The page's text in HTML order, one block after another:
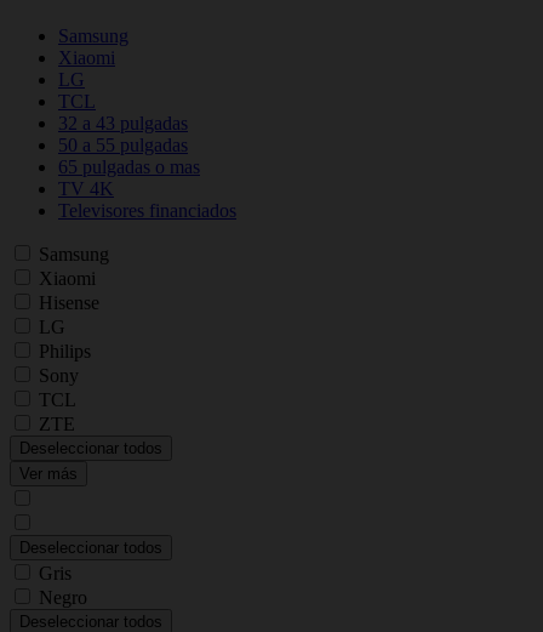
Samsung
Xiaomi
LG
TCL
32 a 43 pulgadas
50 a 55 pulgadas
65 pulgadas o mas
TV 4K
Televisores financiados
Samsung
Xiaomi
Hisense
LG
Philips
Sony
TCL
ZTE
Deseleccionar todos
Ver más
Deseleccionar todos
Gris
Negro
Deseleccionar todos